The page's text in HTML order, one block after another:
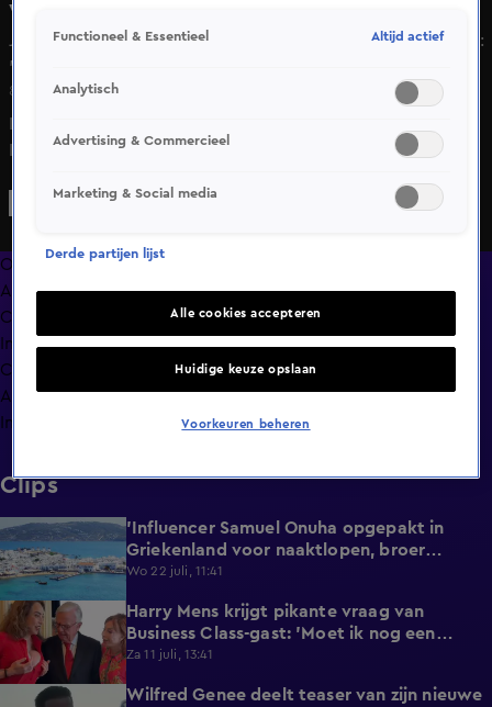
Vandaag Inside
Job Knoester reageert op kritische column Rob Goossens:
'Denk dat het daar vandaan komt'
8 apr 2025, 21:37
Inside, blikken Job Knoester en Wilfred Genee terug op
Overzicht
Afleveringen
Clips
In de wandelgangen
Compilaties
Anderen keken ook
Info
Clips
1:00
'Influencer Samuel Onuha opgepakt in
Griekenland voor naaktlopen, broer
reageert met statement'
Wo 22 juli, 11:41
0:17
Harry Mens krijgt pikante vraag van
Business Class-gast: 'Moet ik nog een
knoopje losdoen?'
Za 11 juli, 13:41
0:37
Wilfred Genee deelt teaser van zijn nieuwe
Functioneel & Essentieel Altijd actief
Analytisch
Advertising & Commercieel
Marketing & Social media
Derde partijen lijst
Alle cookies accepteren
Huidige keuze opslaan
Voorkeuren beheren